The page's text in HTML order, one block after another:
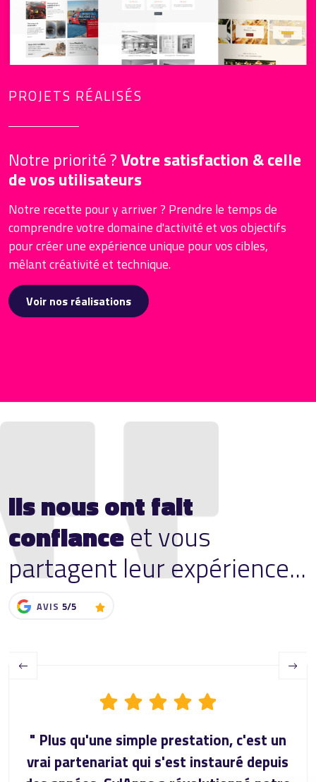
PROJETS RÉALISÉS
Notre priorité ?Votre satisfaction & celle
de vos utilisateurs
Notre recette pour y arriver ? Prendre le temps de
comprendre votre domaine d'activité et vos objectifs
pour créer une expérience unique pour vos cibles,
mêlant créativité et technique.
Voir nos réalisations
Ils nous ont fait
confianceet vous
partagent leur expérience...
AVIS 5/5
" Plus qu'une simple prestation, c'est un
vrai partenariat qui s'est instauré depuis